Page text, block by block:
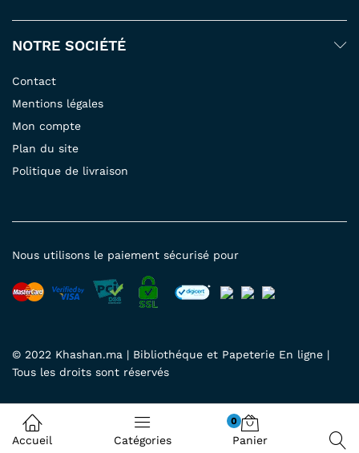
NOTRE SOCIÉTÉ
Contact
Mentions légales
Mon compte
Plan du site
Politique de livraison
© 2022 Khashan.ma | Bibliothéque et Papeterie En ligne |
Tous les droits sont réservés
Nous utilisons le paiement sécurisé pour
Accueil Catégories
0
Panier